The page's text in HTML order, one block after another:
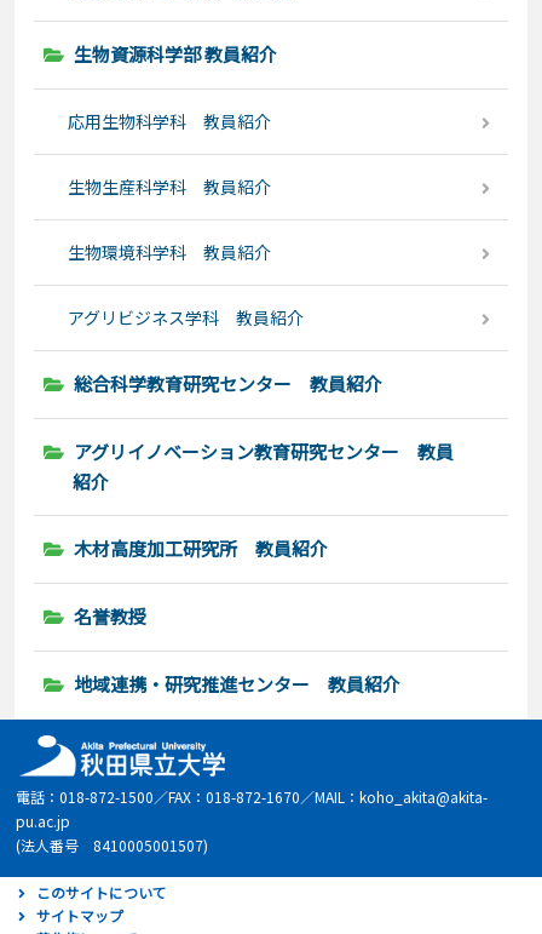
生物資源科学部 教員紹介
応用生物科学科 教員紹介
生物生産科学科 教員紹介
生物環境科学科 教員紹介
アグリビジネス学科 教員紹介
総合科学教育研究センター 教員紹介
アグリイノベーション教育研究センター 教員
紹介
木材高度加工研究所 教員紹介
名誉教授
地域連携・研究推進センター 教員紹介
電話：018-872-1500／FAX：018-872-1670／MAIL：koho_akita@akita-
pu.ac.jp
(法人番号 8410005001507)
このサイトについて
サイトマップ